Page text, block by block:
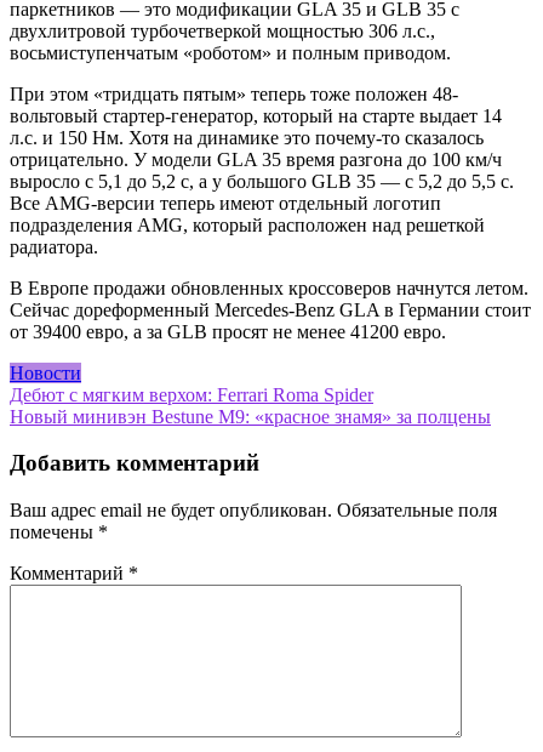
паркетников — это модификации GLA 35 и GLB 35 с
двухлитровой турбочетверкой мощностью 306 л.с.,
восьмиступенчатым «роботом» и полным приводом.
При этом «тридцать пятым» теперь тоже положен 48-
вольтовый стартер-генератор, который на старте выдает 14
л.с. и 150 Нм. Хотя на динамике это почему-то сказалось
отрицательно. У модели GLA 35 время разгона до 100 км/ч
выросло с 5,1 до 5,2 с, а у большого GLB 35 — c 5,2 до 5,5 с.
Все AMG-версии теперь имеют отдельный логотип
подразделения AMG, который расположен над решеткой
радиатора.
В Европе продажи обновленных кроссоверов начнутся летом.
Сейчас дореформенный Mercedes-Benz GLA в Германии стоит
от 39400 евро, а за GLB просят не менее 41200 евро.
Новости
Навигация
по
записям
Дебют с мягким верхом: Ferrari Roma Spider
Новый минивэн Bestune M9: «красное знамя» за полцены
Добавить комментарий
Ваш адрес email не будет опубликован. Обязательные поля
помечены *
Комментарий *